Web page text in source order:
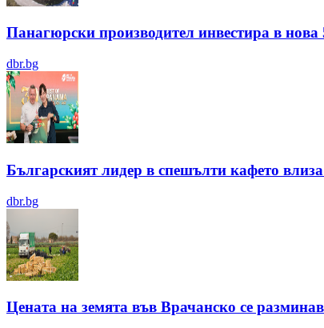
Панагюрски производител инвестира в
dbr.bg
Българският лидер в спешълти кафето
dbr.bg
Цената на земята във Врачанско се